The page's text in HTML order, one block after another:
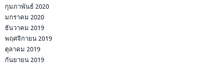
กุมภาพันธ์ 2020
มกราคม 2020
ธันวาคม 2019
พฤศจิกายน 2019
ตุลาคม 2019
กันยายน 2019